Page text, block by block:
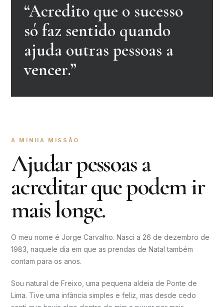
“Acredito que o sucesso
só faz sentido quando
ajuda outras pessoas a
vencer.”
A MINHA MISSÃO
Ajudar pessoas a
acreditar que podem ir
mais longe.
O meu nome é Jorge Carvalho. Nasci a 26 de dezembro de
1983, naquele dia em que as prendas de Natal também
contam para os anos.
Sou natural de Freixo, uma pequena aldeia de Ponte de
Lima. Tive uma infância simples e feliz, mas desde cedo